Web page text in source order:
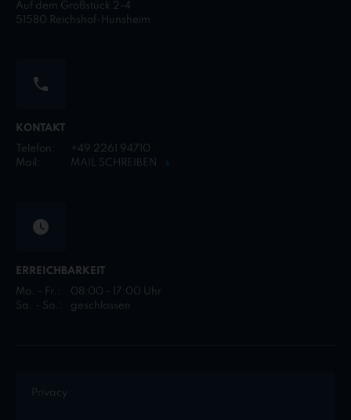
Auf dem Großstück 2-4
51580 Reichshof-Hunsheim
KONTAKT
Telefon:
+49 2261 94710
Mail:
MAIL SCHREIBEN
ERREICHBARKEIT
Mo. - Fr.:
08:00 - 17:00 Uhr
Sa. - So.:
geschlossen
Privacy